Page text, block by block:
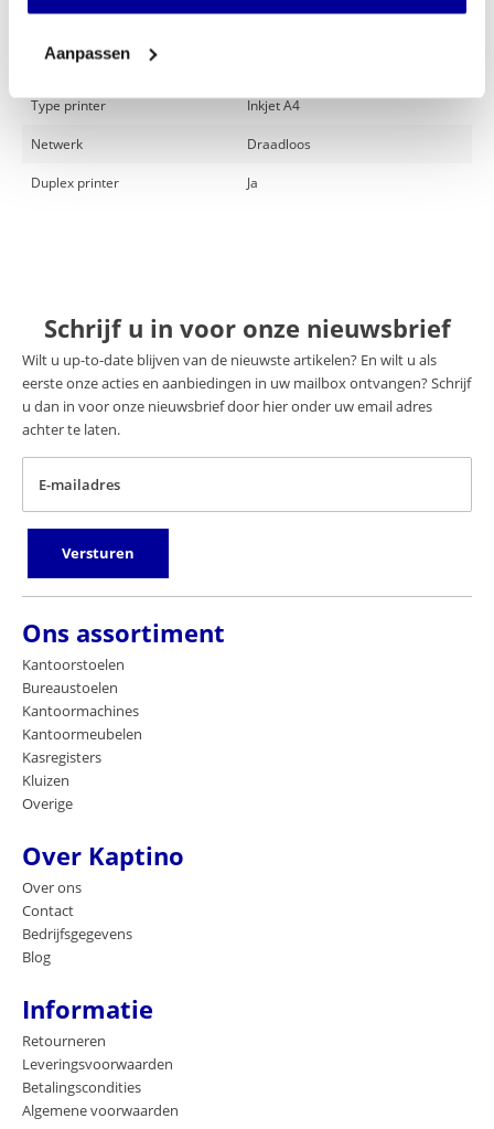
Aanpassen
Specificaties
Type printer Inkjet A4
Netwerk Draadloos
Duplex printer Ja
Schrijf u in voor onze nieuwsbrief
Wilt u up-to-date blijven van de nieuwste artikelen? En wilt u als
eerste onze acties en aanbiedingen in uw mailbox ontvangen? Schrijf
u dan in voor onze nieuwsbrief door hier onder uw email adres
achter te laten.
E-mailadres
Versturen
Ons assortiment
Kantoorstoelen
Bureaustoelen
Kantoormachines
Kantoormeubelen
Kasregisters
Kluizen
Overige
Over Kaptino
Over ons
Contact
Bedrijfsgegevens
Blog
Informatie
Retourneren
Leveringsvoorwaarden
Betalingscondities
Algemene voorwaarden